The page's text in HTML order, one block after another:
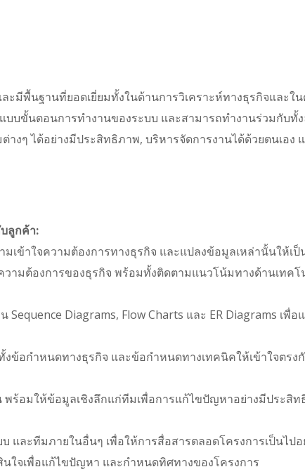
ะมีพื้นฐานที่ยอดเยี่ยมทั้งในด้านการวิเคราะห์ทางธุรกิจและ
บบขั้นตอนการทำงานของระบบ และสามารถทำงานร่วมกับ
ๆ ได้อย่างมีประสิทธิภาพ, บริหารจัดการงานได้ด้วยตนเอง
ลูกค้า:
เข้าใจความต้องการทางธุรกิจ และแปลงข้อมูลเหล่านั้นให้เ
วามต้องการของธุรกิจ พร้อมทั้งติดตามแนวโน้มทางด้านเทค
Sequence Diagrams, Flow Charts และ ER Diagrams เ
ข้อกำหนดทางธุรกิจ และข้อกำหนดทางเทคนิคให้เข้าใจตรง
พร้อมให้ข้อมูลเชิงลึกแก่ทีมเพื่อการแก้ไขปัญหาอย่างมีประสิท
ละทีมภายในอื่นๆ เพื่อให้การสื่อสารตลอดโครงการเป็นไปอ
ใจเพื่อแก้ไขปัญหา และกำหนดทิศทางของโครงการ